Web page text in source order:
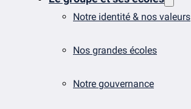
Notre identité & nos valeurs
Nos grandes écoles
Notre gouvernance